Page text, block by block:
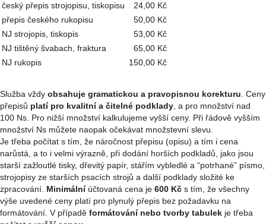
český přepis strojopisu, tiskopisu
24,00 Kč
přepis českého rukopisu
50,00 Kč
NJ strojopis, tiskopis
53,00 Kč
NJ tištěný švabach, fraktura
65,00 Kč
NJ rukopis
150,00 Kč
Služba vždy obsahuje gramatickou a pravopisnou korekturu . Ceny
přepisů platí pro kvalitní a čitelné podklady , a pro množství nad
100 Ns. Pro nižší množství kalkulujeme vyšší ceny. Při řádově vyšším
množství Ns můžete naopak očekávat množstevní slevu.
Je třeba počítat s tím, že náročnost přepisu (opisu) a tím i cena
narůstá, a to i velmi výrazně, při dodání horších podkladů, jako jsou
starší zažloutlé tisky, dřevitý papír, stářím vybledlé a “potrhané” písmo,
strojopisy ze starších psacích strojů a další podklady složité ke
zpracování. Minimálníúčtovaná cena je 600 Kč s tím, že všechny
výše uvedené ceny platí pro plynulý přepis bez požadavku na
formátování. V případě formátování nebo tvorby tabulek je třeba